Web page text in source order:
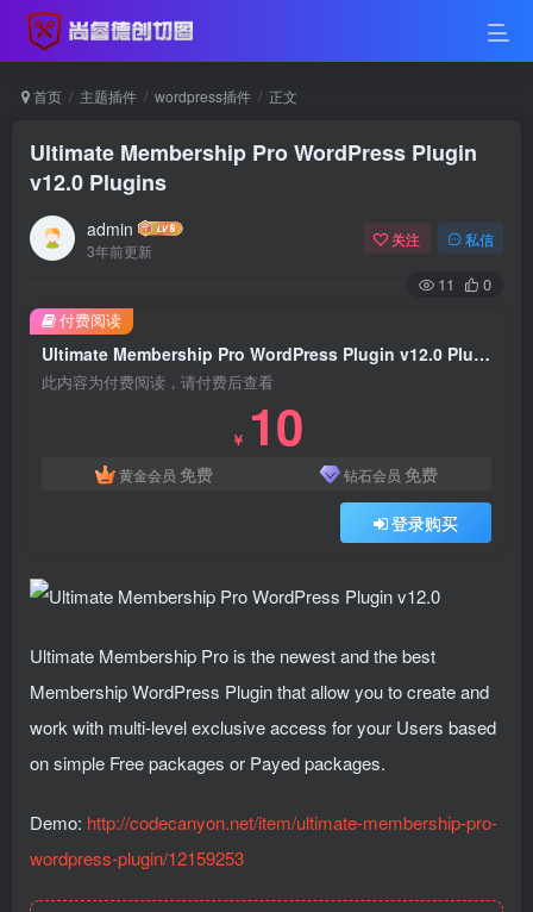
首页 主题插件 wordpress插件 正文
Ultimate Membership Pro WordPress Plugin
v12.0 Plugins
admin
3年前更新
关注 私信
11 0
Ultimate Membership Pro WordPress Plugin v12.0 Plugins
此内容为付费阅读，请付费后查看
￥ 10
黄金会员 免费 钻石会员 免费
登录购买
付费阅读
Ultimate Membership Pro is the newest and the best
Membership WordPress Plugin that allow you to create and
work with multi-level exclusive access for your Users based
on simple Free packages or Payed packages.
Demo: http://codecanyon.net/item/ultimate-membership-pro-
wordpress-plugin/12159253